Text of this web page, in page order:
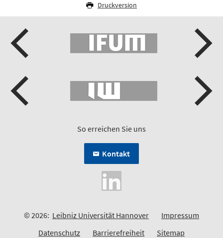
Druckversion
So erreichen Sie uns
Kontakt
© 2026: Leibniz Universität Hannover
Impressum
Datenschutz
Barrierefreiheit Sitemap